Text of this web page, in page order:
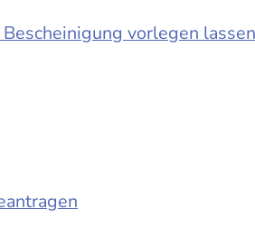
vorlegen lassen